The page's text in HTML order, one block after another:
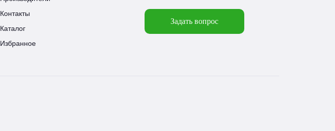
Контакты
Каталог
Избранное
Задать вопрос